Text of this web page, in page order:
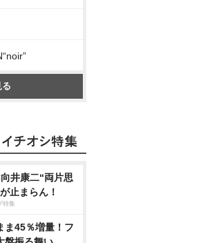
る
井康二“両片思
止まらん！
特集
ま45％増量！フ